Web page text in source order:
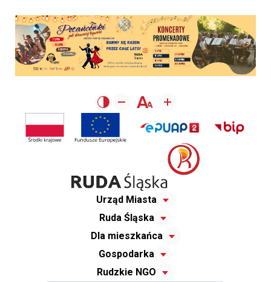
Urząd Miasta
Ruda Śląska
Dla mieszkańca
Gospodarka
Rudzkie NGO